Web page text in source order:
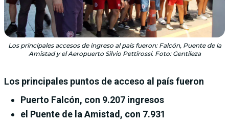
Los principales accesos de ingreso al país fueron: Falcón, Puente de la
Amistad y el Aeropuerto Silvio Pettirossi. Foto: Gentileza
Los principales puntos de acceso al país fueron
Puerto Falcón, con 9.207 ingresos
el Puente de la Amistad, con 7.931